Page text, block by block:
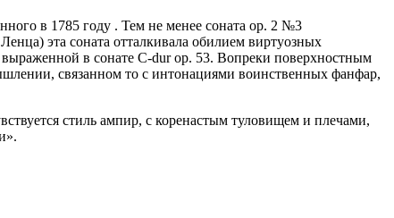
в 1785 году . Тем не менее соната ор. 2 №3
эта соната отталкивала обилием виртуозных
выраженной в сонате C-dur op. 53. Вопреки поверхностным
связанном то с интонациями воинственных фанфар,
стиль ампир, с коренастым туловищем и плечами,